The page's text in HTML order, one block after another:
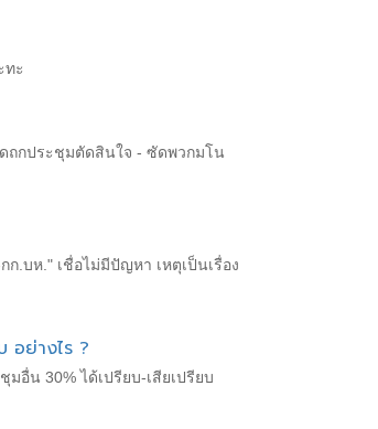
ทะ
ถกประชุมตัดสินใจ - ซัดพวกมโน
.บห." เชื่อไม่มีปัญหา เหตุเป็นเรื่อง
อย่างไร ?
อื่น 30% ได้เปรียบ-เสียเปรียบ